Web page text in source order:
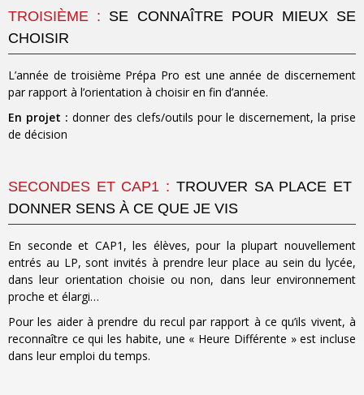
TROISIÈME : SE CONNAÎTRE POUR MIEUX SE
CHOISIR
L’année de troisième Prépa Pro est une année de discernement
par rapport à l’orientation à choisir en fin d’année.
En projet : donner des clefs/outils pour le discernement, la prise
de décision
SECONDES ET CAP1 : TROUVER SA PLACE ET
DONNER SENS À CE QUE JE VIS
En seconde et CAP1, les élèves, pour la plupart nouvellement
entrés au LP, sont invités à prendre leur place au sein du lycée,
dans leur orientation choisie ou non, dans leur environnement
proche et élargi…
Pour les aider à prendre du recul par rapport à ce qu’ils vivent, à
reconnaître ce qui les habite, une « Heure Différente » est incluse
dans leur emploi du temps.